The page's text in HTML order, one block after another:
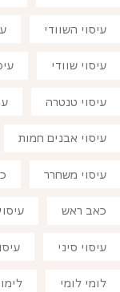
עיסוי השוודי
עיסוי שוודי
עיסוי טנטרה
עיסוי אבנים חמות
עיסוי משחרר
כאב ראש
עיסוי סיני
לומי לומי